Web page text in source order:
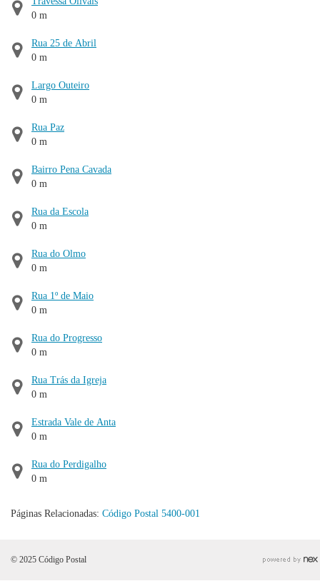
0 m
Rua 25 de Abril
0 m
Largo Outeiro
0 m
Rua Paz
0 m
Bairro Pena Cavada
0 m
Rua da Escola
0 m
Rua do Olmo
0 m
Rua 1º de Maio
0 m
Rua do Progresso
0 m
Rua Trás da Igreja
0 m
Estrada Vale de Anta
0 m
Rua do Perdigalho
0 m
Páginas Relacionadas: Código Postal 5400-001
© 2025 Código Postal